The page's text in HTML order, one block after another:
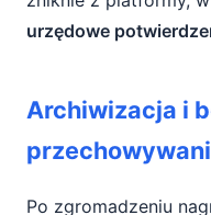
urzędowe
Archiwizacja i
Po zgromadzeniu